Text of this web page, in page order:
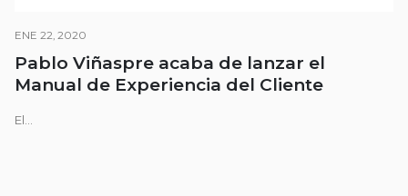
ENE 22, 2020
Pablo Viñaspre acaba de lanzar el
Manual de Experiencia del Cliente
El...